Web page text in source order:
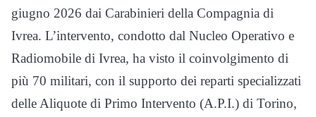
giugno 2026 dai Carabinieri della Compagnia di
Ivrea. L’intervento, condotto dal Nucleo Operativo e
Radiomobile di Ivrea, ha visto il coinvolgimento di
più 70 militari, con il supporto dei reparti specializzati
delle Aliquote di Primo Intervento (A.P.I.) di Torino,